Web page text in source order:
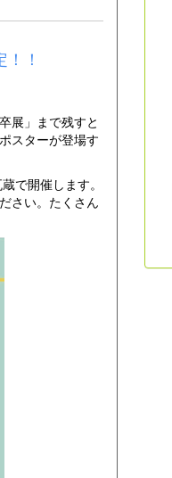
！
展」まで残すと
スターが登場す
で開催します。
さい。たくさん